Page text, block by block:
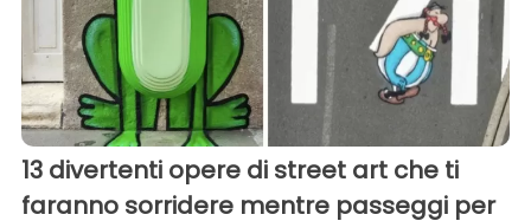
13 divertenti opere di street art che ti
faranno sorridere mentre passeggi per